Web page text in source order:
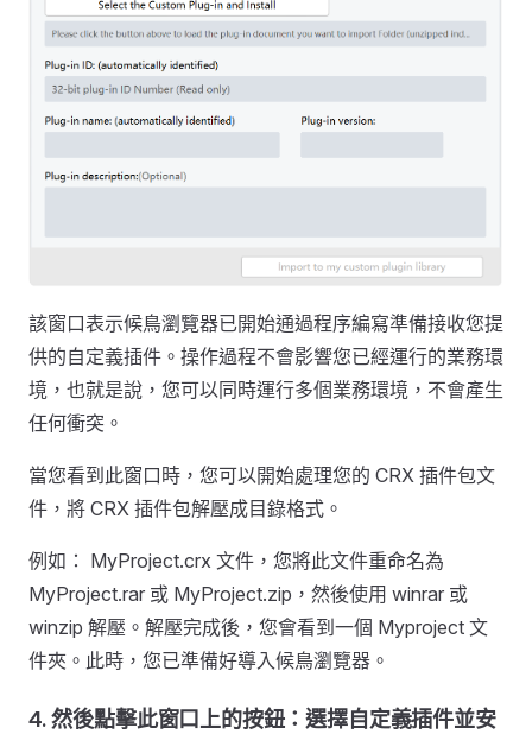
該窗口表示候鳥瀏覽器已開始通過程序編寫準備接收您提
供的自定義插件。操作過程不會影響您已經運行的業務環
境，也就是說，您可以同時運行多個業務環境，不會產生
任何衝突。
當您看到此窗口時，您可以開始處理您的 CRX 插件包文
件，將 CRX 插件包解壓成目錄格式。
例如： MyProject.crx 文件，您將此文件重命名為
MyProject.rar 或 MyProject.zip，然後使用 winrar 或
winzip 解壓。解壓完成後，您會看到一個 Myproject 文
件夾。此時，您已準備好導入候鳥瀏覽器。
4. 然後點擊此窗口上的按鈕：選擇自定義插件並安